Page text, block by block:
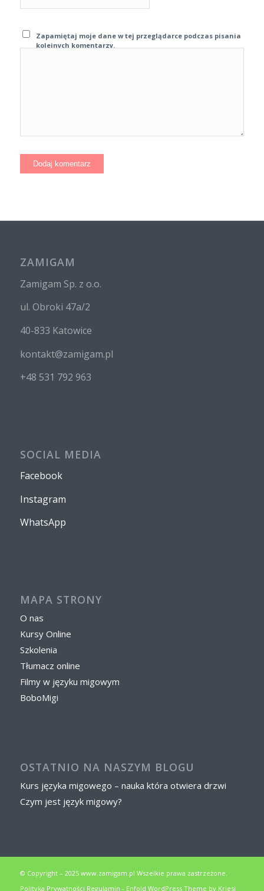
Zapamiętaj moje dane w tej przeglądarce podczas pisania
kolejnych komentarzy.
ZAMIGAM
Zamigam Sp. z o.o.
ul. Obroki 47a/2
40-833 Katowice
kontakt@zamigam.pl
+48 531 792 963
SOCIAL MEDIA
Facebook
Instagram
WhatsApp
MAPA STRONY
O nas
Kursy Online
Szkolenia
Tłumacz online
Filmy w języku migowym
BoboMigi
OSTATNIO NA NASZYM BLOGU
Kurs języka migowego – nauka która otwiera drzwi
Czym jest język migowy?
© Copyright – 2025 www.zamigam.pl Wszelkie prawa zastrzeżone.
Polityka Prywatności Regulamin - Enfold WordPress Theme by Kriesi